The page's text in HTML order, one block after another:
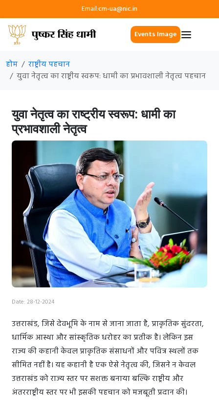
Email:cm-ua@nic.in
Events Image
होम
राष्ट्रीय पहचान
युवा नेतृत्व का राष्ट्रीय स्वरूप: धामी का प्रभावशाली नेतृत्व पहचान
युवा नेतृत्व का राष्ट्रीय स्वरूप: धामी का
प्रभावशाली नेतृत्व
Date: 28-12-2024
उत्तराखंड, जिसे देवभूमि के नाम से जाना जाता है, प्राकृतिक सुंदरता,
धार्मिक आस्था और सांस्कृतिक धरोहर का प्रतीक है। लेकिन इस
राज्य की कहानी केवल प्राकृतिक संसाधनों और पवित्र स्थलों तक
सीमित नहीं है। यह कहानी है एक ऐसे नेतृत्व की, जिसने न केवल
उत्तराखंड को राज्य स्तर पर सशक्त बनाया बल्कि राष्ट्रीय और
अंतरराष्ट्रीय स्तर पर भी इसकी पहचान को मजबूती प्रदान की।